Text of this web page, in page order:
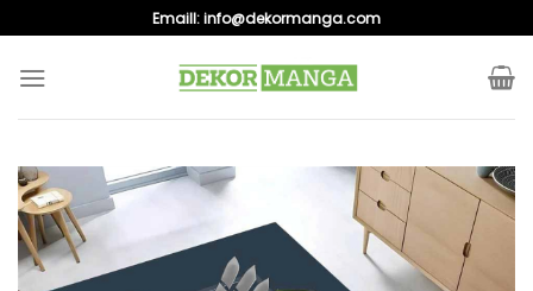
to
content
Emaill:info@dekormanga.com